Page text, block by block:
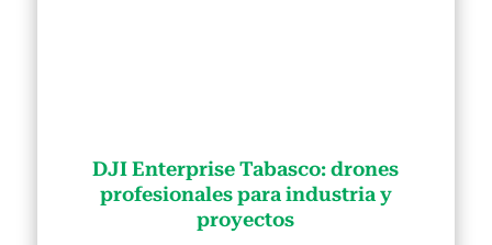
DJI Enterprise Tabasco: drones
profesionales para industria y
proyectos